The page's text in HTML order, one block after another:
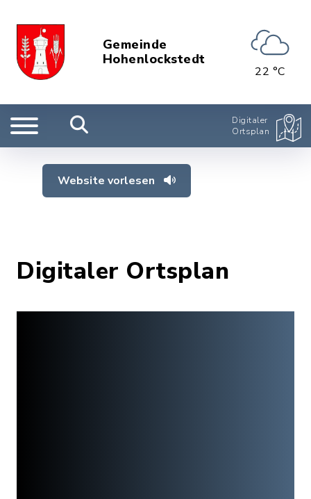
Gemeinde
Hohenlockstedt
22 °C
Digitaler
Ortsplan
Website vorlesen
Digitaler Ortsplan